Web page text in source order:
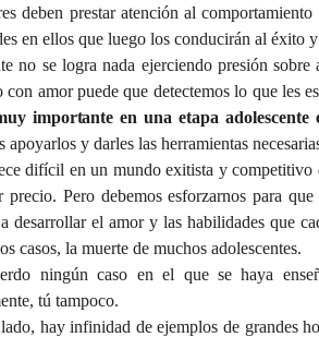
deben prestar atención al
en ellos que luego los conducirán al éxito
no se logra nada ejerciendo presión
con amor puede que detectemos lo que les
importante en una etapa
apoyarlos y darles las herramientas
difícil en un mundo exitista y competitivo
precio. Pero debemos esforzarnos para
desarrollar el amor y las habilidades que
casos, la muerte de muchos adolescentes.
ningún caso en el que se haya
tú tampoco.
hay infinidad de ejemplos de grandes